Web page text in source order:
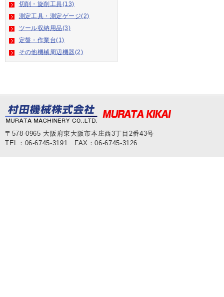
切削・旋削工具(13)
測定工具・測定ゲージ(2)
ツール収納用品(3)
定盤・作業台(1)
その他機械周辺機器(2)
〒578-0965 大阪府東大阪市本庄西3丁目2番43号
TEL：06-6745-3191 FAX：06-6745-3126